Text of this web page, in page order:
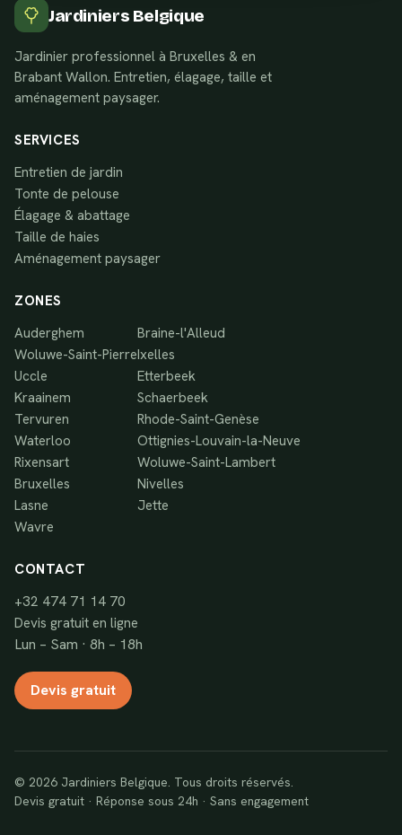
Jardiniers Belgique
Jardinier professionnel à Bruxelles & en
Brabant Wallon. Entretien, élagage, taille et
aménagement paysager.
SERVICES
Entretien de jardin
Tonte de pelouse
Élagage & abattage
Taille de haies
Aménagement paysager
ZONES
Auderghem
Woluwe-Saint-Pierre
Uccle
Kraainem
Tervuren
Waterloo
Rixensart
Bruxelles
Lasne
Wavre
Braine-l'Alleud
Ixelles
Etterbeek
Schaerbeek
Rhode-Saint-Genèse
Ottignies-Louvain-la-Neuve
Woluwe-Saint-Lambert
Nivelles
Jette
CONTACT
+32 474 71 14 70
Devis gratuit en ligne
Lun – Sam · 8h – 18h
Devis gratuit
© 2026 Jardiniers Belgique. Tous droits réservés.
Devis gratuit · Réponse sous 24h · Sans engagement